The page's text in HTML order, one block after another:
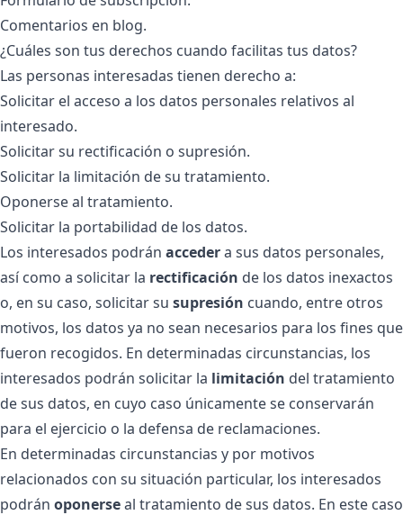
Comentarios en blog.
¿Cuáles son tus derechos cuando facilitas tus datos?
Las personas interesadas tienen derecho a:
Solicitar el acceso a los datos personales relativos al
interesado.
Solicitar su rectificación o supresión.
Solicitar la limitación de su tratamiento.
Oponerse al tratamiento.
Solicitar la portabilidad de los datos.
Los interesados podrán accedera sus datos personales,
así como a solicitar la rectificación de los datos inexactos
o, en su caso, solicitar su supresión cuando, entre otros
motivos, los datos ya no sean necesarios para los fines que
fueron recogidos. En determinadas circunstancias, los
interesados podrán solicitar la limitación del tratamiento
de sus datos, en cuyo caso únicamente se conservarán
para el ejercicio o la defensa de reclamaciones.
En determinadas circunstancias y por motivos
relacionados con su situación particular, los interesados
podrán oponerseal tratamiento de sus datos. En este caso